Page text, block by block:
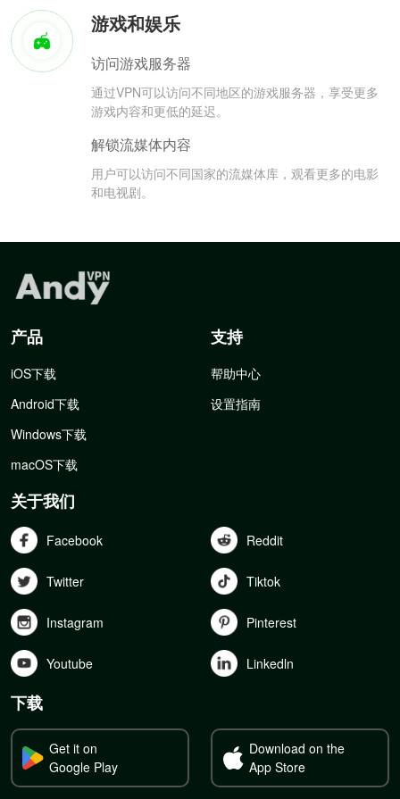
游戏和娱乐
访问游戏服务器
通过VPN可以访问不同地区的游戏服务器，享受更多
游戏内容和更低的延迟。
解锁流媒体内容
用户可以访问不同国家的流媒体库，观看更多的电影
和电视剧。
产品
iOS下载
Android下载
Windows下载
macOS下载
支持
帮助中心
设置指南
关于我们
Facebook Reddit
Twitter Tiktok
Instagram Pinterest
Youtube Linkedln
下载
Get it on
Google Play
Download on the
App Store